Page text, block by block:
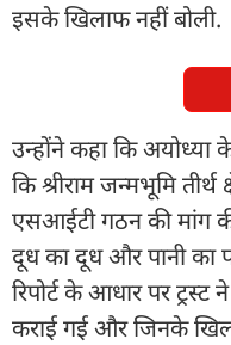
इसके खिलाफ नहीं बोली.
उन्होंने कहा कि अयोध्या
कि श्रीराम जन्मभूमि तीर्थ
एसआईटी गठन की मांग
दूध का दूध और पानी का
रिपोर्ट के आधार पर
कराई गई और जिनके